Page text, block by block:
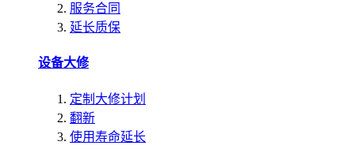
服务合同
延长质保
设备大修
定制大修计划
翻新
使用寿命延长